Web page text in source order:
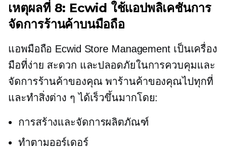
เหตุผลที่ 8: Ecwid ใช้แอปพลิเคชันการ
จัดการร้านค้าบนมือถือ
แอพมือถือ Ecwid Store Management เป็นเครื่อง
มือที่ง่าย สะดวก และปลอดภัยในการควบคุมและ
จัดการร้านค้าของคุณ พาร้านค้าของคุณไปทุกที่
และทำสิ่งต่าง ๆ ได้เร็วขึ้นมากโดย:
การสร้างและจัดการผลิตภัณฑ์
ทำตามออร์เดอร์